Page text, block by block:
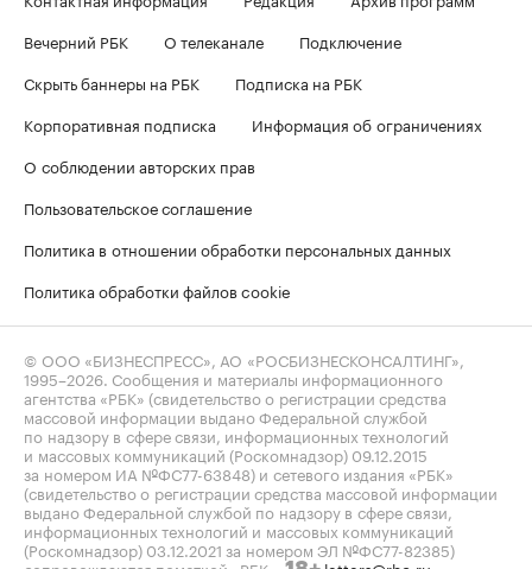
Вечерний РБК
О телеканале
Подключение
Скрыть баннеры на РБК
Подписка на РБК
Корпоративная подписка
Информация об ограничениях
О соблюдении авторских прав
Пользовательское соглашение
Политика в отношении обработки персональных данных
Политика обработки файлов cookie
© ООО «БИЗНЕСПРЕСС», АО «РОСБИЗНЕСКОНСАЛТИНГ»,
1995–2026 . Сообщения и материалы информационного
агентства «РБК» (свидетельство о регистрации средства
массовой информации выдано Федеральной службой
по надзору в сфере связи, информационных технологий
и массовых коммуникаций (Роскомнадзор) 09.12.2015
за номером ИА №ФС77-63848) и сетевого издания «РБК»
(свидетельство о регистрации средства массовой информации
выдано Федеральной службой по надзору в сфере связи,
информационных технологий и массовых коммуникаций
(Роскомнадзор) 03.12.2021 за номером ЭЛ №ФС77-82385)